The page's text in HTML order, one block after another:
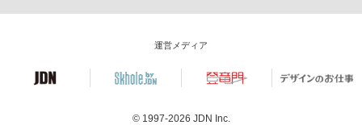
運営メディア
© 1997-2026 JDN Inc.